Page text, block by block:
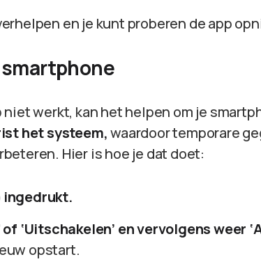
en je kunt proberen de app
niet werkt, kan het helpen om je
het systeem,waardoor temporare
Hier is hoe je dat doet:
ingedrukt.
‘Uitschakelen’ en vervolgens weer
opstart.